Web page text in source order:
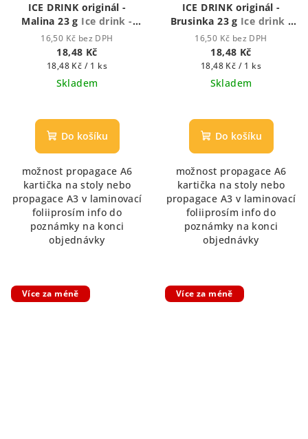
ICE DRINK originál -
Malina 23 g Ice drink -
ledový nápoj
16,50 Kč bez DPH
18,48 Kč
Měrná
cena:
18,48 Kč / 1 ks
Skladem
Do košíku
možnost propagace A6
kartička na stoly nebo
propagace A3 v laminovací
foliiprosím info do
poznámky na konci
objednávky
ICE DRINK originál -
Brusinka 23 g Ice drink -
ledový nápoj
16,50 Kč bez DPH
18,48 Kč
Měrná
cena:
18,48 Kč / 1 ks
Skladem
Do košíku
možnost propagace A6
kartička na stoly nebo
propagace A3 v laminovací
foliiprosím info do
poznámky na konci
objednávky
Více za méně Více za méně